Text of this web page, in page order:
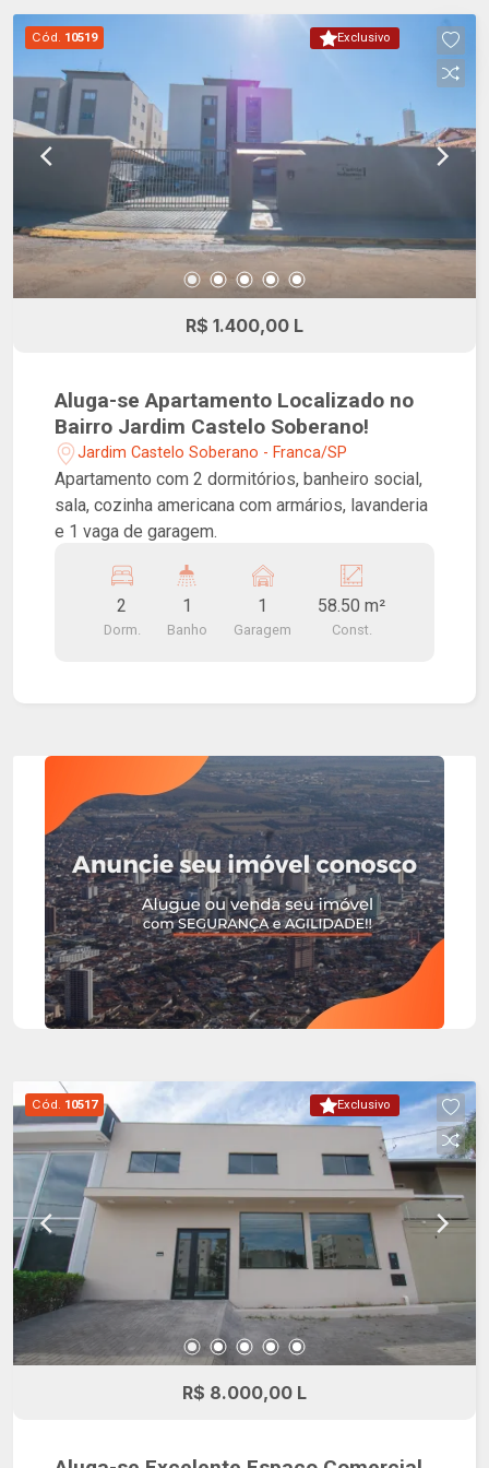
proporcionando mais tranquilidade e proteção
para toda a família.
Exclusivo
Cód. 10519
R$ 1.400,00 L
Aluga-se Apartamento Localizado no
Bairro Jardim Castelo Soberano!
Jardim Castelo Soberano - Franca/SP
Apartamento com 2 dormitórios, banheiro social,
sala, cozinha americana com armários, lavanderia
e 1 vaga de garagem.
2
Dorm.
1
Banho
1
Garagem
58.50 m²
Const.
Exclusivo
Cód. 10517
R$ 8.000,00 L